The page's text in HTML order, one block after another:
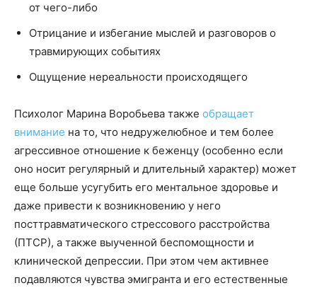
от чего-либо
Отрицание и избегание мыслей и разговоров о
травмирующих событиях
Ощущение нереальности происходящего
Психолог Марина Воробьева также обращает
внимание на то, что недружелюбное и тем более
агрессивное отношение к беженцу (особенно если
оно носит регулярный и длительный характер) может
еще больше усугубить его ментальное здоровье и
даже привести к возникновению у него
посттравматического стрессового расстройства
(ПТСР), а также выученной беспомощности и
клинической депрессии. При этом чем активнее
подавляются чувства эмигранта и его естественные